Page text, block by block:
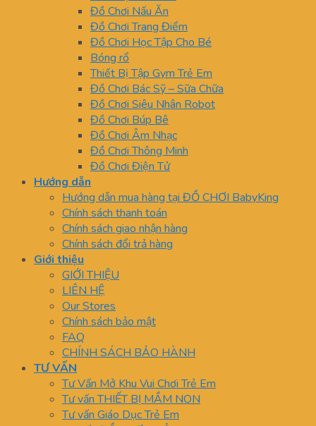
Đồ Chơi Nấu Ăn
Đồ Chơi Trang Điểm
Đồ Chơi Học Tập Cho Bé
Bóng rổ
Thiết Bị Tập Gym Trẻ Em
Đồ Chơi Bác Sỹ – Sữa Chữa
Đồ Chơi Siêu Nhân Robot
Đồ Chơi Búp Bê
Đồ Chơi Âm Nhạc
Đồ Chơi Thông Minh
Đồ Chơi Điện Tử
Hướng dẫn
Hướng dẫn mua hàng tại ĐỒ CHƠI BabyKing
Chính sách thanh toán
Chính sách giao nhận hàng
Chính sách đổi trả hàng
Giới thiệu
GIỚI THIỆU
LIÊN HỆ
Our Stores
Chính sách bảo mật
FAQ
CHÍNH SÁCH BẢO HÀNH
TƯ VẤN
Tư Vấn Mở Khu Vui Chơi Trẻ Em
Tư vấn THIẾT BỊ MẦM NON
Tư vấn Giáo Dục Trẻ Em